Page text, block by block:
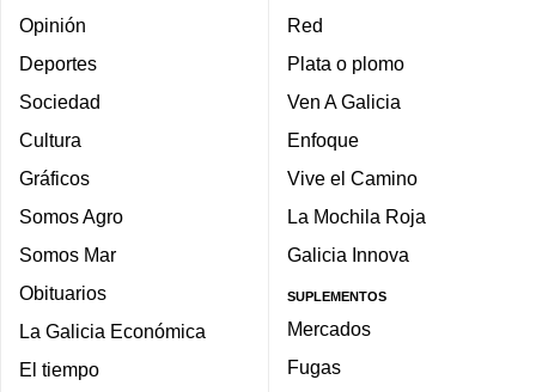
Opinión
Deportes
Sociedad
Cultura
Gráficos
Somos Agro
Somos Mar
Obituarios
La Galicia Económica
El tiempo
Red
Plata o plomo
Ven A Galicia
Enfoque
Vive el Camino
La Mochila Roja
Galicia Innova
SUPLEMENTOS
Mercados
Fugas